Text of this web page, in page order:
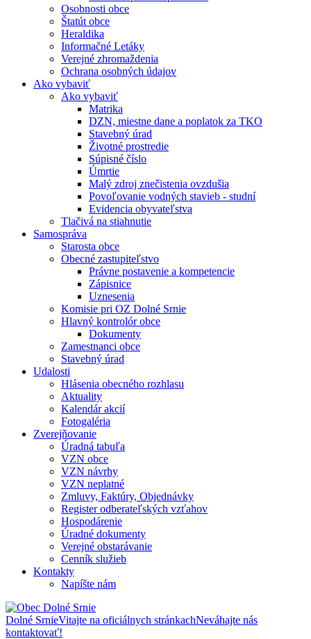
Osobnosti obce
Štatút obce
Heraldika
Informačné Letáky
Verejné zhromaždenia
Ochrana osobných údajov
Ako vybaviť
Ako vybaviť
Matrika
DZN, miestne dane a poplatok za TKO
Stavebný úrad
Životné prostredie
Súpisné číslo
Úmrtie
Malý zdroj znečistenia ovzdušia
Povoľovanie vodných stavieb - studní
Evidencia obyvateľstva
Tlačivá na stiahnutie
Samospráva
Starosta obce
Obecné zastupiteľstvo
Právne postavenie a kompetencie
Zápisnice
Uznesenia
Komisie pri OZ Dolné Srnie
Hlavný kontrolór obce
Dokumenty
Zamestnanci obce
Stavebný úrad
Udalosti
Hlásenia obecného rozhlasu
Aktuality
Kalendár akcií
Fotogaléria
Zverejňovanie
Úradná tabuľa
VZN obce
VZN návrhy
VZN neplatné
Zmluvy, Faktúry, Objednávky
Register odberateľských vzťahov
Hospodárenie
Úradné dokumenty
Verejné obstarávanie
Cenník služieb
Kontakty
Napíšte nám
Dolné SrnieVitajte na oficiálnych stránkachNeváhajte nás
kontaktovať!